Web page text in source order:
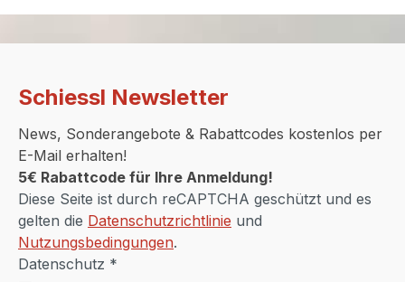
Schiessl Newsletter
News, Sonderangebote & Rabattcodes kostenlos per
E-Mail erhalten!
5€ Rabattcode für Ihre Anmeldung!
Diese Seite ist durch reCAPTCHA geschützt und es
gelten die Datenschutzrichtlinie und
Nutzungsbedingungen.
Datenschutz *